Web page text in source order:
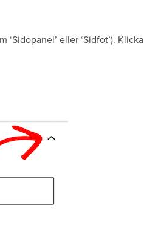
eller ‘Sidfot’). Klicka